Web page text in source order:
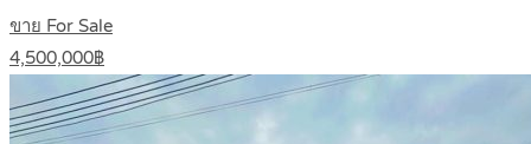
ขาย For Sale
4,500,000฿